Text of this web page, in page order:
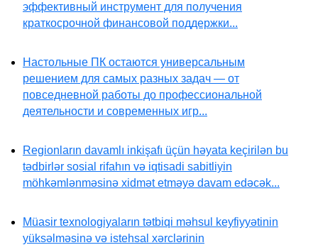
эффективный инструмент для получения
краткосрочной финансовой поддержки...
Настольные ПК остаются универсальным
решением для самых разных задач — от
повседневной работы до профессиональной
деятельности и современных игр...
Regionların davamlı inkişafı üçün həyata keçirilən bu
tədbirlər sosial rifahın və iqtisadi sabitliyin
möhkəmlənməsinə xidmət etməyə davam edəcək...
Müasir texnologiyaların tətbiqi məhsul keyfiyyətinin
yüksəlməsinə və istehsal xərclərinin